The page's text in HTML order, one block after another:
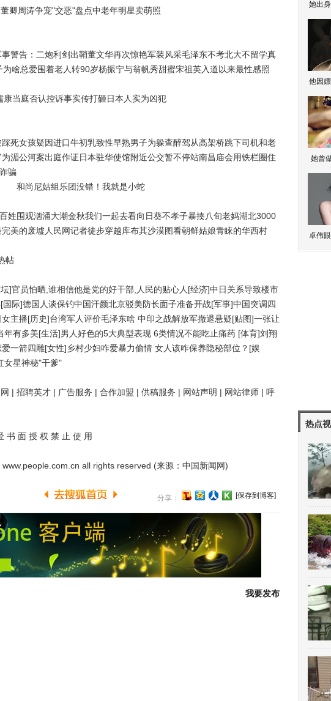
董卿周涛争宠"交恶"盘点中老年明星卖萌照
告：二炮利剑出鞘董文华再次惊艳军装风采毛泽东不考北大不留学真
啥总爱围着老人转90岁杨振宁与翁帆秀甜蜜宋祖英入道以来最性感照
康当庭否认控诉事实传打砸日本人实为凶犯
女孩疑因进口牛初乳致性早熟男子为躲查醉驾从高架桥跳下司机和老
湄公河案出庭作证日本驻华使馆附近公交暂不停站南昌庙会用铁栏圈住
骗
和尚尼姑组乐团没错！我就是小蛇
围观汹涌大潮金秋我们一起去看向日葵不孝子暴揍八旬老妈湖北3000
美的废墟人民网记者徒步穿越库布其沙漠图看朝鲜姑娘青睐的华西村
帖
员怕晒,谁相信他是党的好干部,人民的贴心人[经济]中日关系导致楼市
际]德国人谈保钓中国汗颜北京驳美防长面子准备开战[军事]中国突调四
主播[历史]台湾军人评价毛泽东啥 中印之战解放军撤退悬疑[贴图]一张让
年有多美[生活]男人好色的5大典型表现 6类情况不能吃止痛药 [体育]刘翔
一箭四雕[女性]乡村少妇咋爱暴力偷情 女人该咋保养隐秘部位？[娱
女星神秘"干爹"
招聘英才 | 广告服务 | 合作加盟 | 供稿服务 | 网站声明 | 网站律师 | 呼
面 授 权 禁 止 使 用
all rights reserved (来源：中国新闻网)
分享： [保存到博客]
我要发布
她出
他因
她曾
卓伟
热点